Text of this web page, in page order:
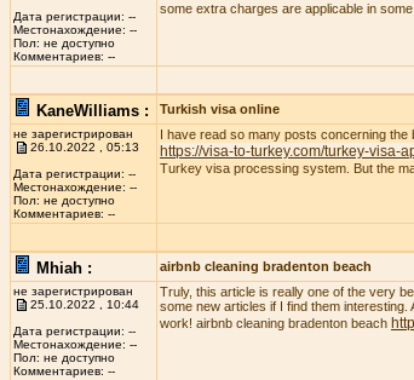
Дата регистрации: --
Местонахождение: --
Пол: не доступно
Комментариев: --
some extra charges are applicable in
KaneWilliams : Turkish visa online
не зарегистрирован
26.10.2022 , 05:13
Дата регистрации: --
Местонахождение: --
Пол: не доступно
Комментариев: --
I have read so many posts concerning
https://visa-to-turkey.com/turkey-visa-
Turkey visa processing system. But the
Mhiah : airbnb cleaning bradenton beach
не зарегистрирован
25.10.2022 , 10:44
Дата регистрации: --
Местонахождение: --
Пол: не доступно
Комментариев: --
Truly, this article is really one of the very
some new articles if I find them
work! airbnb cleaning bradenton beach